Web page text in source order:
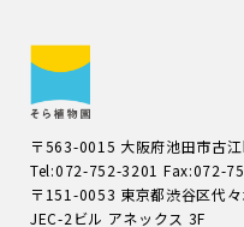
〒563-0015 大阪府池田市古
Tel:072-752-3201 Fax:072-
〒151-0053 東京都渋谷区代
JEC-2ビル アネックス 3F